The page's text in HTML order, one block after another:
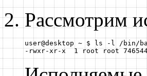
Рассмотрим
user@desktop ~ $ ls -l /bin/
-rwxr-xr-x  1 root root